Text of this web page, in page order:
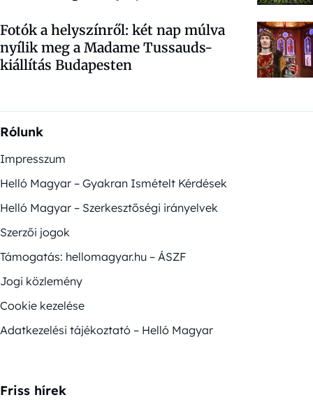
Fotók a helyszínről: két nap múlva
nyílik meg a Madame Tussauds-
kiállítás Budapesten
Rólunk
Impresszum
Helló Magyar – Gyakran Ismételt Kérdések
Helló Magyar – Szerkesztőségi irányelvek
Szerzői jogok
Támogatás: hellomagyar.hu – ÁSZF
Jogi közlemény
Cookie kezelése
Adatkezelési tájékoztató – Helló Magyar
Friss hírek